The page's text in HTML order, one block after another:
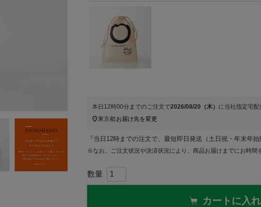
本日 12時00分 までのご注文で2026/08/20（木） に当社指定宅配
東京都お届け先を変更
『当日12時までの注文で、最短即日発送（土日祝・年末年始
※なお、ご注文状況や決済状況により、商品お届けまでにお時間
カートに入